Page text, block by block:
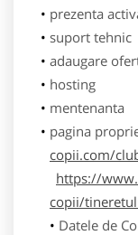
prezenta
suport tehnic
adaugare
hosting
mentenanta
pagina
copii.com/
https://
copii/
Datele de